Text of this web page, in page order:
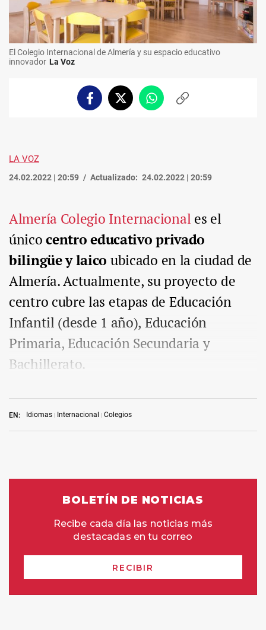
El Colegio Internacional de Almería y su espacio educativo
innovador La Voz
FacebookTwitterWhatsappCopiar
LA VOZ
24.02.2022 | 20:59 Actualizado: 24.02.2022 | 20:59
EN: Idiomas Internacional Colegios
Almería Colegio Internacional es el
únicocentro educativo privado
bilingüe y laico ubicado en la ciudad de
Almería. Actualmente, su proyecto de
centro cubre las etapas de Educación
Infantil (desde 1 año), Educación
Primaria, Educación Secundaria y
Bachillerato.